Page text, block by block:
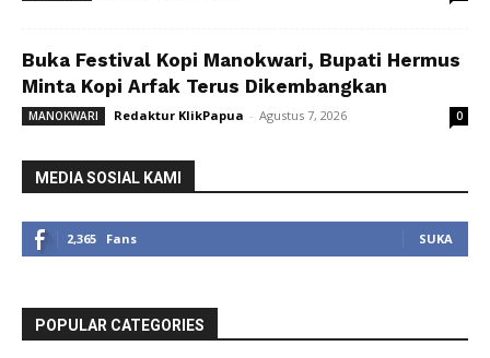
Buka Festival Kopi Manokwari, Bupati Hermus
Minta Kopi Arfak Terus Dikembangkan
MANOKWARI Redaktur KlikPapua - Agustus 7, 2026 0
MEDIA SOSIAL KAMI
2,365 Fans SUKA
POPULAR CATEGORIES